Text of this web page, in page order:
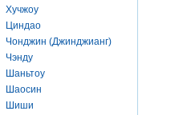
Хучжоу
Циндао
Чонджин (Джинджианг)
Чэнду
Шаньтоу
Шаосин
Шиши